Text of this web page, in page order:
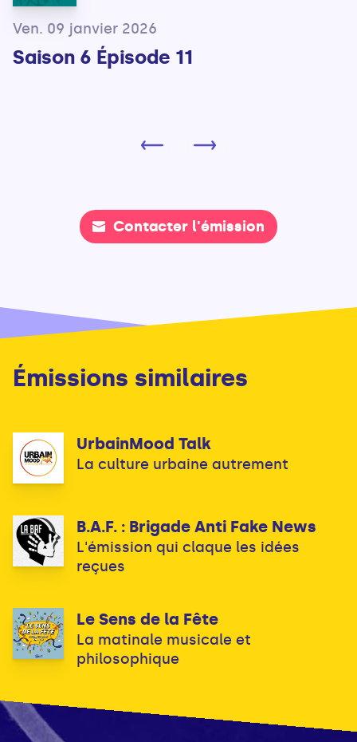
Ven. 09 janvier 2026
Saison 6 Épisode 11
Contacter l'émission
Émissions similaires
UrbainMood Talk
La culture urbaine autrement
B.A.F. : Brigade Anti Fake News
L'émission qui claque les idées
reçues
Le Sens de la Fête
La matinale musicale et
philosophique